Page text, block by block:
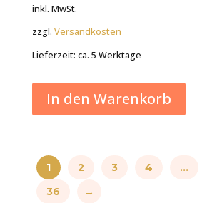
inkl. MwSt.
zzgl. Versandkosten
Lieferzeit: ca. 5 Werktage
In den Warenkorb
1 2 3 4 …
36
→